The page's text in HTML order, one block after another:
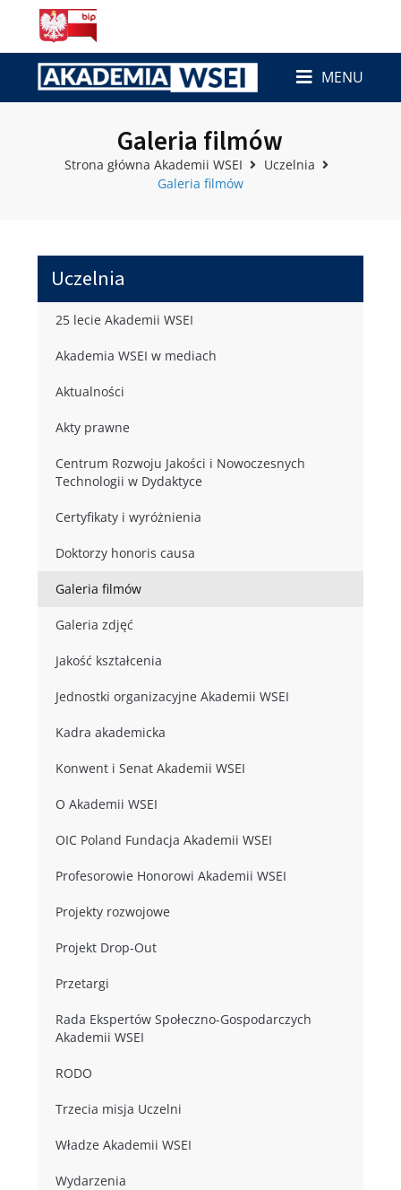
MENU
Galeria filmów
Strona główna Akademii WSEI
Uczelnia
Galeria filmów
Uczelnia
25 lecie Akademii WSEI
Akademia WSEI w mediach
Aktualności
Akty prawne
Centrum Rozwoju Jakości i Nowoczesnych
Technologii w Dydaktyce
Certyfikaty i wyróżnienia
Doktorzy honoris causa
Galeria filmów
Galeria zdjęć
Jakość kształcenia
Jednostki organizacyjne Akademii WSEI
Kadra akademicka
Konwent i Senat Akademii WSEI
O Akademii WSEI
OIC Poland Fundacja Akademii WSEI
Profesorowie Honorowi Akademii WSEI
Projekty rozwojowe
Projekt Drop-Out
Przetargi
Rada Ekspertów Społeczno-Gospodarczych
Akademii WSEI
RODO
Trzecia misja Uczelni
Władze Akademii WSEI
Wydarzenia